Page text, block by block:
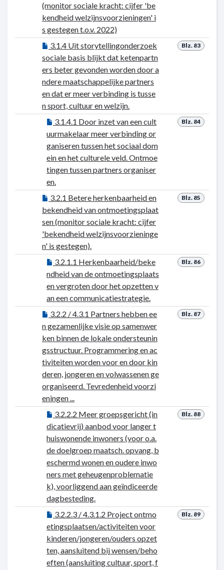
(monitor sociale kracht: cijfer 'be
kendheid welzijnsvoorzieningen' i
s gestegen t.o.v. 2022)
Blz. 83
3.1.4 Uit storytellingonderzoek
sociale basis blijkt dat ketenpartn
ers beter gevonden worden door a
ndere maatschappelijke partners
en dat er meer verbinding is tusse
n sport, cultuur en welzijn.
Blz. 84
3.1.4.1 Door inzet van een cult
uurmakelaar meer verbinding or
ganiseren tussen het sociaal dom
ein en het culturele veld. Ontmoe
tingen tussen partners organiser
en.
Blz. 85
3.2.1 Betere herkenbaarheid en
bekendheid van ontmoetingsplaat
sen (monitor sociale kracht: cijfer
'bekendheid welzijnsvoorzieninge
n' is gestegen).
Blz. 86
3.2.1.1 Herkenbaarheid/beke
ndheid van de ontmoetingsplaats
en vergroten door het opzetten v
an een communicatiestrategie.
Blz. 87
3.2.2 / 4.3.1 Partners hebben ee
n gezamenlijke visie op samenwer
ken binnen de lokale ondersteunin
gsstructuur. Programmering en ac
tiviteiten worden voor en door kin
deren, jongeren en volwassenen ge
organiseerd. Tevredenheid voorzi
eningen ...
Blz. 88
3.2.2.2 Meer groepsgericht (in
dicatievrij) aanbod voor langer t
huiswonende inwoners (voor o.a.
de doelgroep maatsch. opvang, b
eschermd wonen en oudere inwo
ners met geheugenproblematie
k), voorliggend aan geïndiceerde
dagbesteding.
Blz. 89
3.2.2.3 / 4.3.1.2 Project ontmo
etingsplaatsen/activiteiten voor
kinderen/jongeren/ouders opzet
ten, aansluitend bij wensen/beho
eften (aansluiting cultuur, sport, f